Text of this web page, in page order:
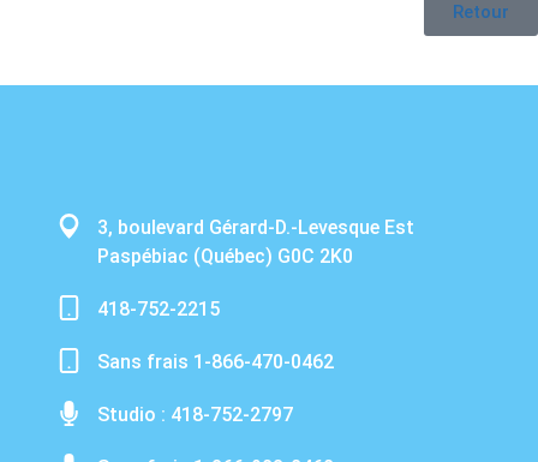
Retour
3, boulevard Gérard-D.-Levesque Est
Paspébiac (Québec) G0C 2K0
418-752-2215
Sans frais 1-866-470-0462
Studio : 418-752-2797